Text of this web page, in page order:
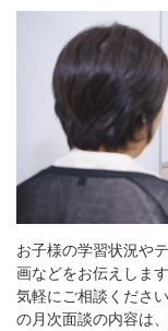
お子様の学習状況や
画などをお伝えしま
気軽にご相談くださ
の月次面談の内容は